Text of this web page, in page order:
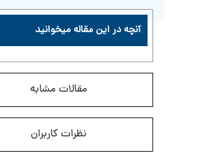
آنچه در این مقاله میخوانید
مقالات مشابه
نظرات کاربران